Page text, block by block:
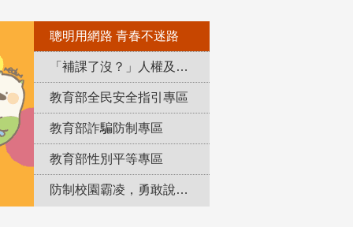
聰明用網路 青春不迷路
「補課了沒？」人權及轉型正義教育專區
教育部全民安全指引專區
教育部詐騙防制專區
教育部性別平等專區
防制校園霸凌，勇敢說出來！